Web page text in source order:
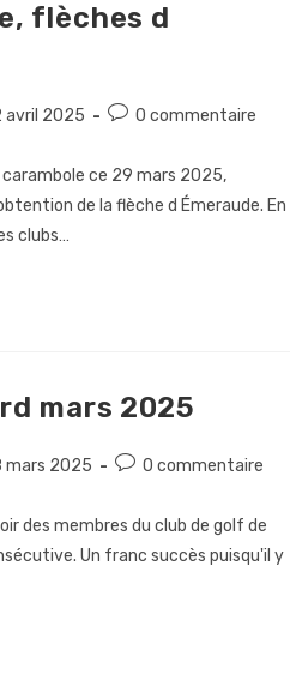
flèches d
avril 2025
Commentaires
la
0 commentaire
carambole ce 29 mars 2025,
de la flèche d Émeraude. En
clubs…
mars 2025
mars 2025
Commentaires
0 commentaire
des membres du club de golf de
Un franc succès puisqu'il y